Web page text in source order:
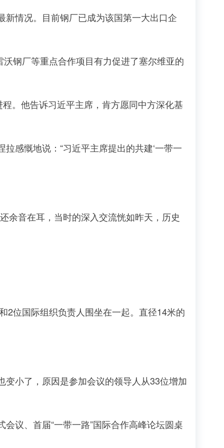
情况。目前钢厂已成为该国第一大出口企
钢厂等重点合作项目有力促进了塞尔维亚的
。他告诉习近平主席，肯方愿同中方深化基
慨地说：“习近平主席提出的共建‘一带一
音在耳，当时的深入交流恍如昨天，历史
国际组织负责人围坐在一起。直径14米的
小了，原因是参加会议的领导人从33位增加
、首届“一带一路”国际合作高峰论坛圆桌